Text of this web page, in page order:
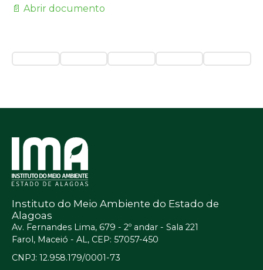
📄 Abrir documento
Instituto do Meio Ambiente do Estado de
Alagoas
Av. Fernandes Lima, 679 - 2º andar - Sala 221
Farol, Maceió - AL, CEP: 57057-450
CNPJ: 12.958.179/0001-73